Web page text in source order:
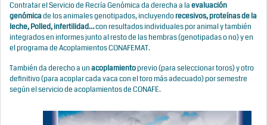
Contratar el Servicio de Recría Genómica da derecha a laevaluación
genómicade los animales genotipados, incluyendorecesivos, proteínas de la
leche, Polled, infertilidad…con resultados individuales por animal y también
integrados en informes junto al resto de las hembras (genotipadas o no) y en
el programa de Acoplamientos CONAFEMAT.
También da derecho a unacoplamientoprevio (para seleccionar toros) y otro
definitivo (para acoplar cada vaca con el toro más adecuado) por semestre
según el servicio de acoplamientos de CONAFE.